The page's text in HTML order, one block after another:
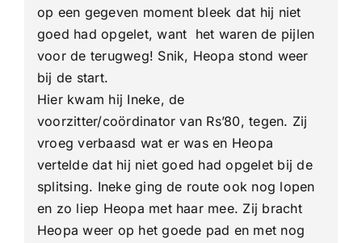
op een gegeven moment bleek dat hij niet
goed had opgelet, want het waren de pijlen
voor de terugweg! Snik, Heopa stond weer
bij de start.
Hier kwam hij Ineke, de
voorzitter/coördinator van Rs’80, tegen. Zij
vroeg verbaasd wat er was en Heopa
vertelde dat hij niet goed had opgelet bij de
splitsing. Ineke ging de route ook nog lopen
en zo liep Heopa met haar mee. Zij bracht
Heopa weer op het goede pad en met nog